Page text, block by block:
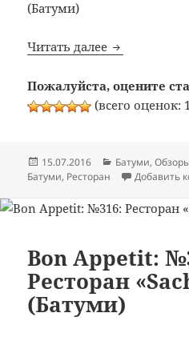
Читать далее Bon Appetit:
Пожалуйста, оцените
(всего оценок:
Опубликовано
15.07.2016 Рубрики
Батуми,
Батуми, Ресторан Добавить
Bon Appetit:
Ресторан
(Батуми)